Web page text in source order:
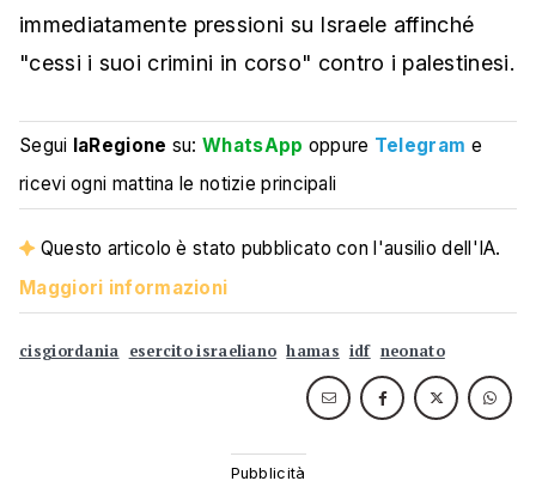
immediatamente pressioni su Israele affinché
"cessi i suoi crimini in corso" contro i palestinesi.
Segui laRegione su:WhatsApp oppure Telegram e
ricevi ogni mattina le notizie principali
Questo articolo è stato pubblicato con l'ausilio dell'IA.
Maggiori informazioni
cisgiordania esercito israeliano hamas idf neonato